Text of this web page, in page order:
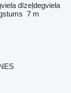
dīzeļdegviela
7 m